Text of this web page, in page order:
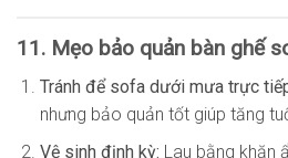
11. Mẹo bảo quản bàn ghế
Tránh để sofa dưới mưa trực
nhưng bảo quản tốt giúp tăng
Vệ sinh định kỳ: Lau bằng khăn